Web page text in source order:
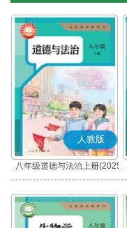
人教版
八年级道德与法治上册(2025
秋版)(部编版)